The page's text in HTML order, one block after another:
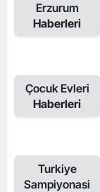
Erzurum
Haberleri
Çocuk Evleri
Haberleri
Turkiye
Sampiyonasi